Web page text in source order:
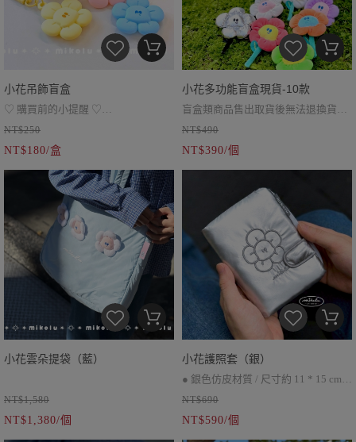
小花吊飾盲盒
♡ 購買前的小提醒 ♡
盲盒類商品售出取貨後無法退換貨
● 表面若出現微小突起，為脫模成型
時的自然痕跡，屬正常現象喔。
● 金、銀兩色為電鍍色處理，非實際
金屬材質，製作過程中表面可能會有
些許痕跡。
● 印刷時因噴頭移動，偶爾會產生細
微透明飛墨，並非瑕疵。
● 透明小花於製作過程中可能出現小
氣泡，臉部若有明顯氣泡的品項已事
先篩除。
小花會再努力變更厲害的 ✨
NT$250
NT$180/盒
小花多功能盲盒現貨-10款
盲盒類商品售出取貨後無法退換貨
✦ 內含：小花1朵、特典1張、鑰匙圈
1個
✦ 擺在桌上張裝飾品也沒問題～
✦ 特典小卡尺寸可放在一般卡冊內
NT$490
NT$390/個
小花雲朵提袋（藍）
NT$1,580
NT$1,380/個
小花護照套（銀）
● 銀色仿皮材質 / 尺寸約 11 * 15 cm
● 磁扣設計、拉鏈收納袋
● 內部多層次插袋
NT$690
NT$590/個